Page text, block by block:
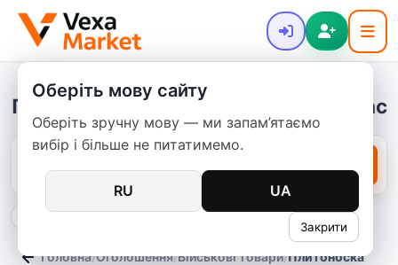
Оберіть мову сайту
Оберіть зручну мову — ми запам’ятаємо
вибір і більше не питатимемо.
RU UA
Закрити
Плитоноска: надійний захист для вас
тільки на цій посадковій
Головна/Оголошення/Військові товари/Плитоноска